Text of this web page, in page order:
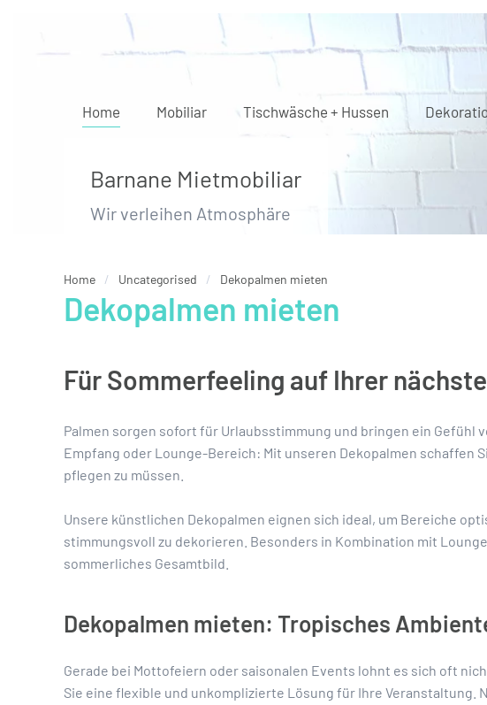
Zum Hauptinhalt springen
Home Mobiliar Tischwäsche + Hussen
Barnane Mietmobiliar
Wir verleihen Atmosphäre
Home Uncategorised Dekopalmen mieten
Dekopalmen mieten
Für Sommerfeeling auf Ihrer
Palmen sorgen sofort für Urlaubsstimmung und bringen ein Gefühl
Empfang oder Lounge-Bereich: Mit unseren Dekopalmen schaffen
pflegen zu müssen.
Unsere künstlichen Dekopalmen eignen sich ideal, um Bereiche
stimmungsvoll zu dekorieren. Besonders in Kombination mit
sommerliches Gesamtbild.
Dekopalmen mieten: Tropisches
Gerade bei Mottofeiern oder saisonalen Events lohnt es sich oft
Sie eine flexible und unkomplizierte Lösung für Ihre Veranstaltung.